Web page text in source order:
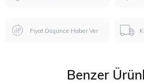
Fiyat Düşünce Haber Ver
Benzer